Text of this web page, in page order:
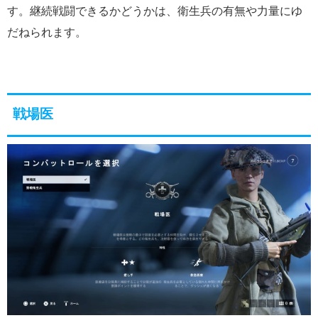
す。継続戦闘できるかどうかは、衛生兵の有無や力量にゆ
だねられます。
戦場医